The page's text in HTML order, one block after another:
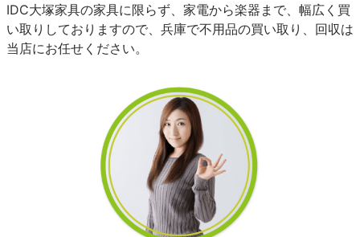
IDC大塚家具の家具に限らず、家電から楽器まで、幅広く買
い取りしておりますので、兵庫で不用品の買い取り、回収は
当店にお任せください。